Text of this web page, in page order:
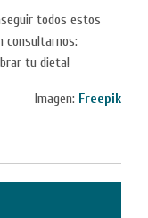
todos estos
consultarnos:
tu dieta!
Imagen: Freepik